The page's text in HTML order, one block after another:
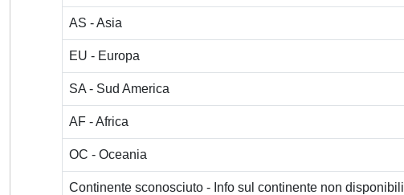
AS - Asia
EU - Europa
SA - Sud America
AF - Africa
OC - Oceania
Continente sconosciuto - Info sul continente non disponibili